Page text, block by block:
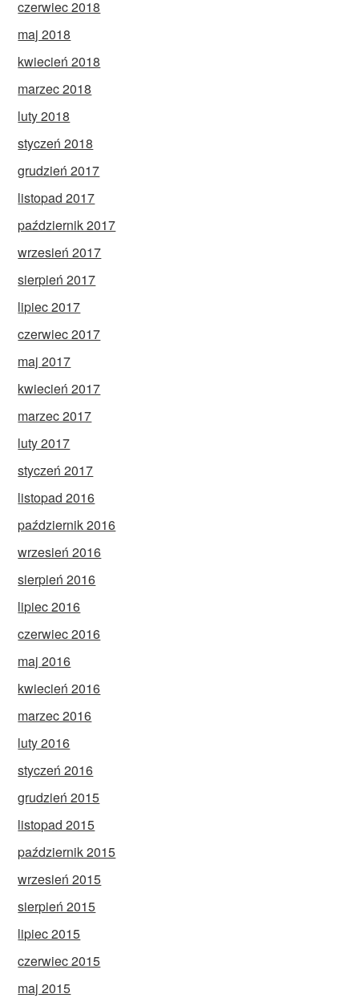
czerwiec 2018
maj 2018
kwiecień 2018
marzec 2018
luty 2018
styczeń 2018
grudzień 2017
listopad 2017
październik 2017
wrzesień 2017
sierpień 2017
lipiec 2017
czerwiec 2017
maj 2017
kwiecień 2017
marzec 2017
luty 2017
styczeń 2017
listopad 2016
październik 2016
wrzesień 2016
sierpień 2016
lipiec 2016
czerwiec 2016
maj 2016
kwiecień 2016
marzec 2016
luty 2016
styczeń 2016
grudzień 2015
listopad 2015
październik 2015
wrzesień 2015
sierpień 2015
lipiec 2015
czerwiec 2015
maj 2015